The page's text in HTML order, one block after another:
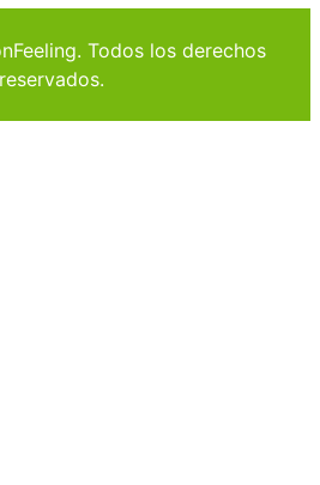
Todos los derechos
reservados.